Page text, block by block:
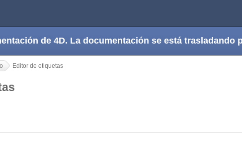
de 4D. La documentación se está trasladando
Editor de etiquetas